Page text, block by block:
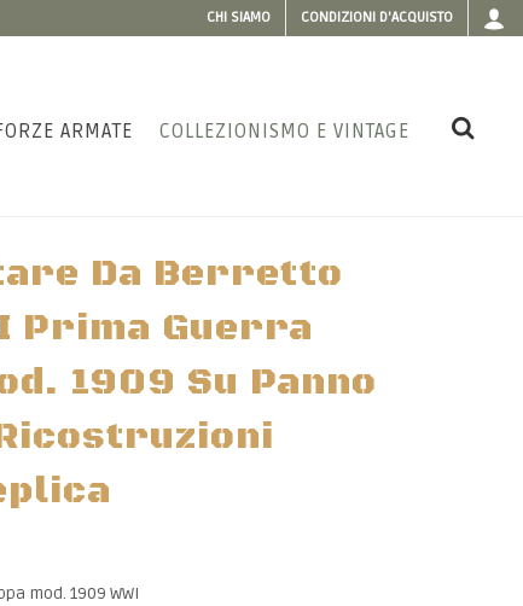
CHI SIAMO CONDIZIONI D'ACQUISTO
ARMATE COLLEZIONISMO E VINTAGE
Da Berretto
Prima Guerra
1909 Su Panno
mod. 1909 WWI